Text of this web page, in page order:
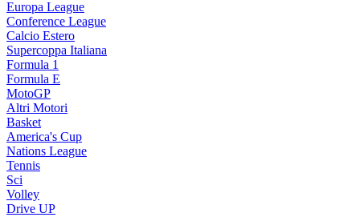
Europa League
Conference League
Calcio Estero
Supercoppa Italiana
Formula 1
Formula E
MotoGP
Altri Motori
Basket
America's Cup
Nations League
Tennis
Sci
Volley
Drive UP